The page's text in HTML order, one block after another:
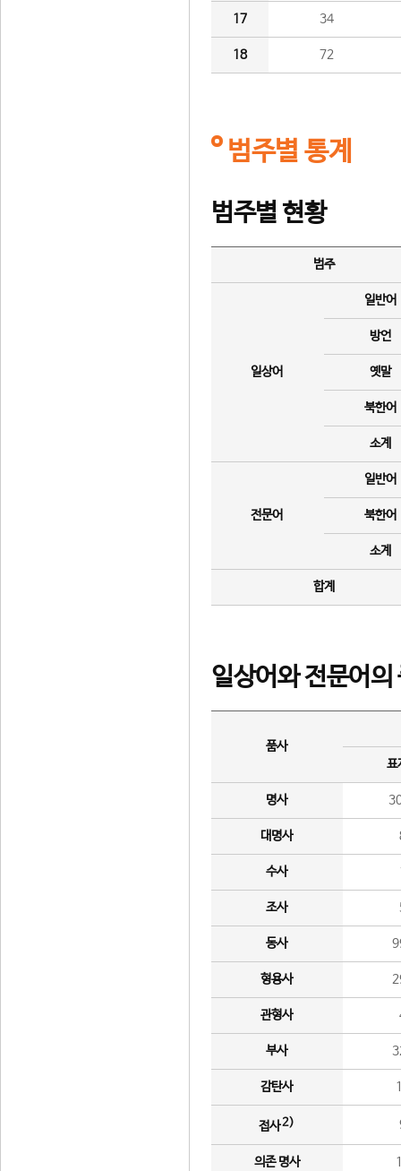
17 34
18 72
범주별 통계
범주별 현황
범주
일상어
일반어
방언
옛말
북한어
소계
전문어
일반어
북한어
소계
합계
일상어와 전문어의
품사
표
명사
대명사
수사
조사
동사
형용사
관형사
부사
감탄사
접사2)
의존 명사